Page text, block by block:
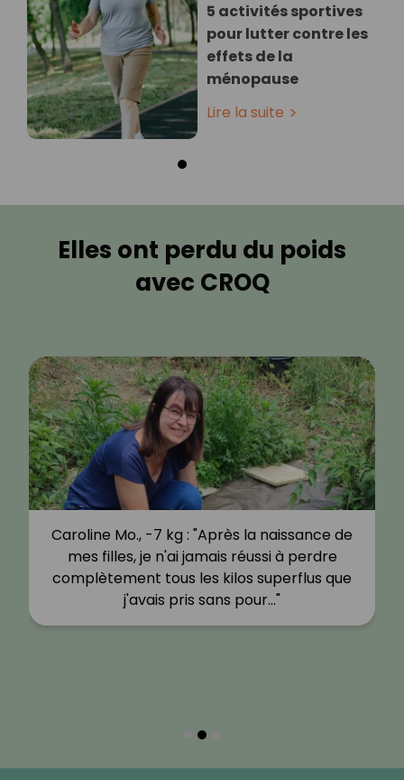
5 activités sportives
pour lutter contre les
effets de la
ménopause
Lire la suite
Elles ont perdu du poids
avec CROQ
Caroline Mo., -7 kg : "Après la naissance de
mes filles, je n'ai jamais réussi à perdre
complètement tous les kilos superflus que
j'avais pris sans pour…"